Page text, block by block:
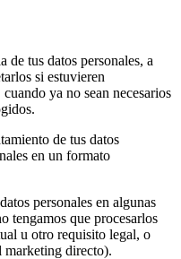
de tus datos personales, a
si estuvieren
ya no sean necesarios
de tus datos
en un formato
personales en algunas
tengamos que procesarlos
u otro requisito legal, o
marketing directo).